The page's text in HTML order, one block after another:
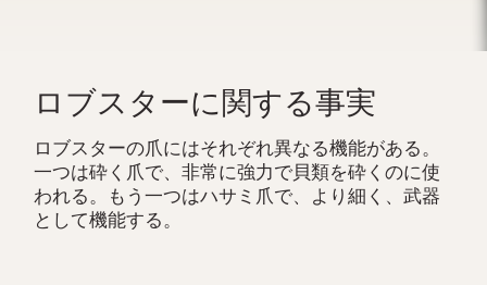
ロブスターに関する事実
ロブスターの爪にはそれぞれ異なる機能がある。
一つは砕く爪で、非常に強力で貝類を砕くのに使
われる。もう一つはハサミ爪で、より細く、武器
として機能する。